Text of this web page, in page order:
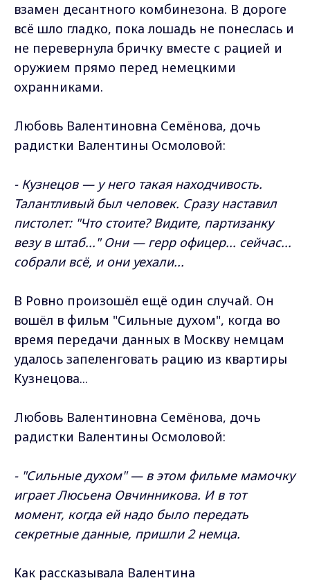
взамен десантного комбинезона. В дороге
всё шло гладко, пока лошадь не понеслась и
не перевернула бричку вместе с рацией и
оружием прямо перед немецкими
охранниками.
Любовь Валентиновна Семёнова, дочь
радистки Валентины Осмоловой:
- Кузнецов — у него такая находчивость.
Талантливый был человек. Сразу наставил
пистолет: "Что стоите? Видите, партизанку
везу в штаб..." Они — герр офицер... сейчас...
собрали всё, и они уехали...
В Ровно произошёл ещё один случай. Он
вошёл в фильм "Сильные духом", когда во
время передачи данных в Москву немцам
удалось запеленговать рацию из квартиры
Кузнецова...
Любовь Валентиновна Семёнова, дочь
радистки Валентины Осмоловой:
- "Сильные духом" — в этом фильме мамочку
играет Люсьена Овчинникова. И в тот
момент, когда ей надо было передать
секретные данные, пришли 2 немца.
Как рассказывала Валентина